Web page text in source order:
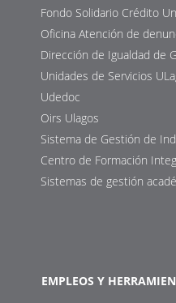
Fondo Solidario Crédito
Oficina Atención de
Dirección de Igualdad de
Unidades de Servicios
Udedoc
Oirs Ulagos
Sistema de Gestión de
Centro de Formación
Sistemas de gestión
EMPLEOS Y